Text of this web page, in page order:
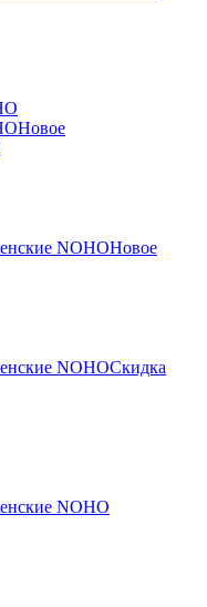
Новое
Новое
Скидка